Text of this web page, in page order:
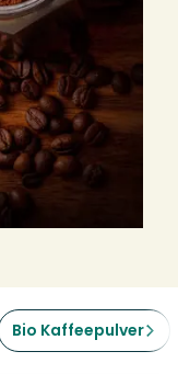
egal ob
Bio Kaffeepulver